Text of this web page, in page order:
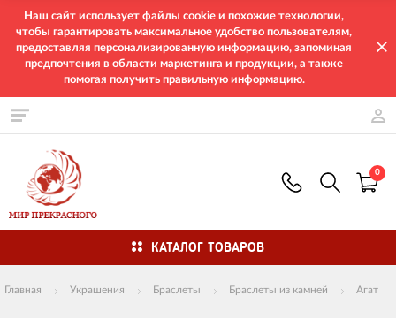
Наш сайт использует файлы cookie и похожие технологии,
чтобы гарантировать максимальное удобство пользователям,
предоставляя персонализированную информацию, запоминая
предпочтения в области маркетинга и продукции, а также
помогая получить правильную информацию.
0
КАТАЛОГ ТОВАРОВ
Главная Украшения Браслеты Браслеты из камней Агат